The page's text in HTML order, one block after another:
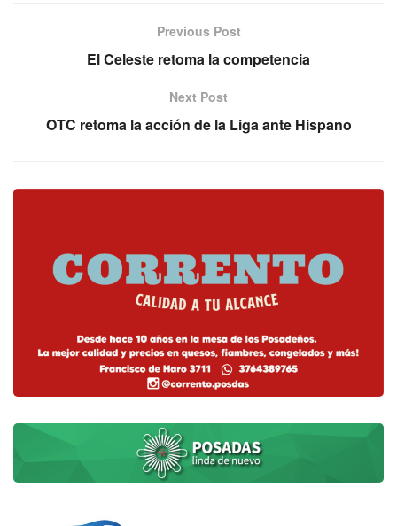
Previous Post
El Celeste retoma la competencia
Next Post
OTC retoma la acción de la Liga ante Hispano